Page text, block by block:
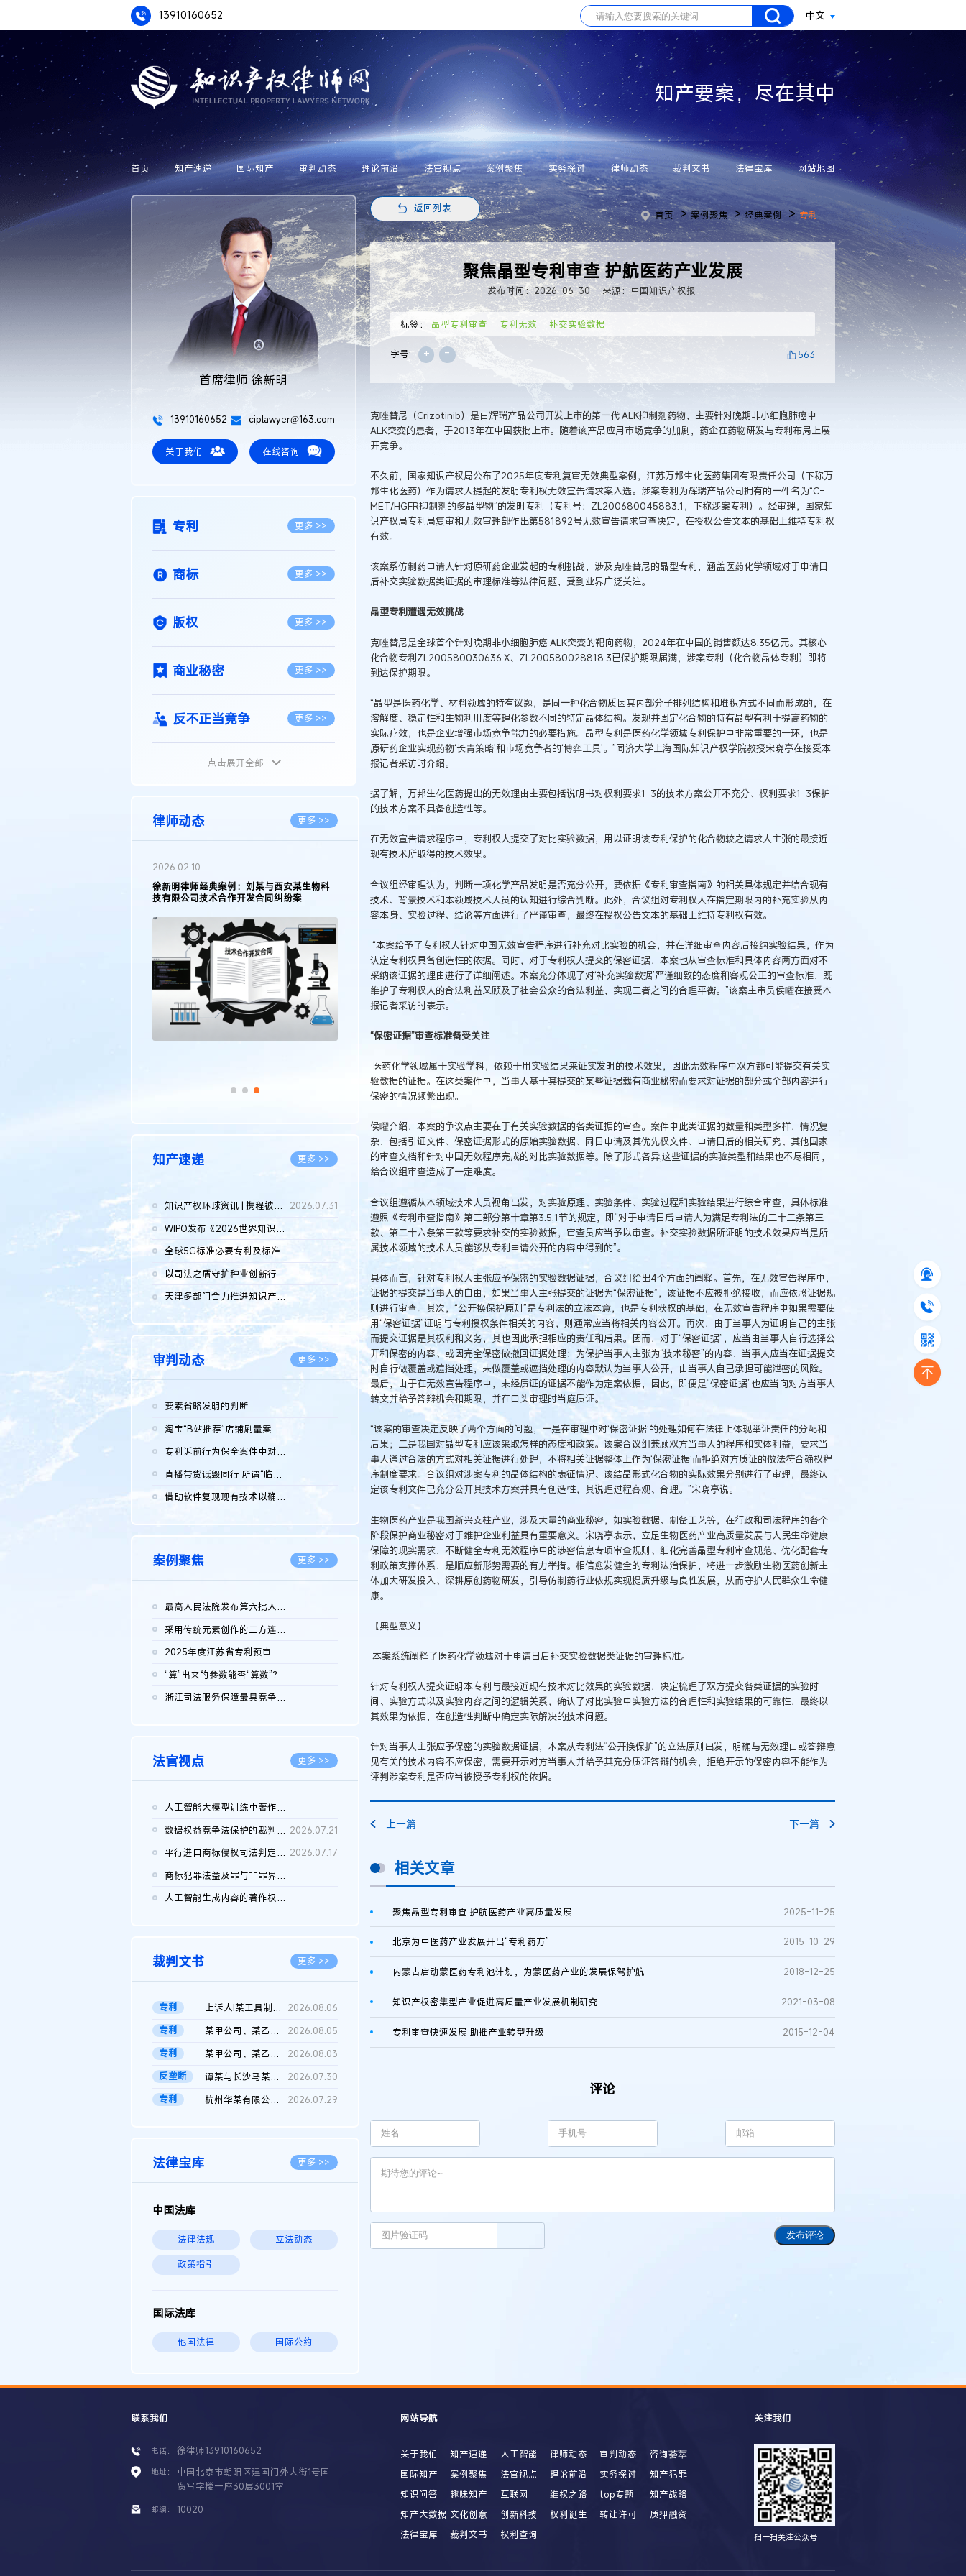
13910160652 中文
知产要案，尽在其中
首页 知产速递 国际知产 审判动态 理论前沿 法官视点 案例聚焦 实务探讨 律师动态 裁判文书 法律宝库 网站地图
首席律师 徐新明
13910160652 ciplawyer@163.com
关于我们 在线咨询
专利 更多 >>
商标 更多 >>
版权 更多 >>
商业秘密 更多 >>
反不正当竞争 更多 >>
植物新品种
地理标志 更多 >>
集成电路布图设计
传统文化 更多 >>
点击展开全部
律师动态 更多 >>
2026.02.10
徐新明律师经典案例：刘某与西安某生物科
技有限公司技术合作开发合同纠纷案
知产速递 更多 >>
知识产权环球资讯 | 携程被市监总局罚51.79亿；瑞幸泰国商标案上...
2026.07.31
WIPO发布《2026世界知识产权报告》 含报告全文
全球5G标准必要专利及标准提案研究报告（2026年）全文发布
以司法之盾守护种业创新行稳致远
2026.08.05
天津多部门合力推进知识产权保护工作
2026.08.05
审判动态 更多 >>
要素省略发明的判断
淘宝“B站推荐”店铺刷量案维持原判，两被告连带赔偿150万元
专利诉前行为保全案件中对仿制药申请人曾作出三类声明的考量及违...
直播带货诋毁同行 所谓“临场发挥”不免责
借助软件复现现有技术以确认相关参数特征是否被公开
案例聚焦 更多 >>
最高人民法院发布第六批人民法院种业知识产权司法保护典型案例 含...
采用传统元素创作的二方连续装饰图案作品的独创性及侵权对比认定
2025年度江苏省专利预审典型案例
“算”出来的参数能否“算数”？
浙江司法服务保障最具竞争力营商环境建设典型案例（第二批）含侵...
法官视点 更多 >>
人工智能大模型训练中著作权的合理使用
2026.07.28
数据权益竞争法保护的裁判路径构建 2026.07.21
平行进口商标侵权司法判定规则的困境与纾解 2026.07.17
商标犯罪法益及罪与非罪界限研究
人工智能生成内容的著作权司法认定：演进逻辑、现实困境与规则建...
裁判文书 更多 >>
专利 上诉人I某工具制品有限公司与被上诉人程某及一审被告中华人民共和...
2026.08.06
专利
某甲公司、某乙公司、某丙公司申请诉前行为保全复议裁定书
2026.08.05
专利
某甲公司、某乙公司、官某与某丙公司专利申请权权属纠纷 二审判决...
2026.08.03
反垄断
谭某与长沙马某堆农产品股份有限公司滥用市场支配地位纠纷二审裁...
2026.07.30
专利
杭州华某有限公司与菲某有限公司侵害发明专利权纠纷 2026.07.29
法律宝库 更多 >>
中国法库
法律法规 立法动态
政策指引
国际法库
他国法律 国际公约
返回列表
首页 >案例聚焦 >经典案例 >专利
聚焦晶型专利审查 护航医药产业发展
发布时间：2026-06-30 来源：中国知识产权报
标签： 晶型专利审查 专利无效 补交实验数据
字号: + - 563
克唑替尼（Crizotinib）是由辉瑞产品公司开发上市的第一代 ALK抑制剂药物，主要针对晚期非小细胞肺癌中
ALK突变的患者，于2013年在中国获批上市。随着该产品应用市场竞争的加剧，药企在药物研发与专利布局上展
开竞争。
不久前，国家知识产权局公布了2025年度专利复审无效典型案例，江苏万邦生化医药集团有限责任公司（下称万
邦生化医药）作为请求人提起的发明专利权无效宣告请求案入选。涉案专利为辉瑞产品公司拥有的一件名为“C-
MET/HGFR抑制剂的多晶型物”的发明专利（专利号：ZL200680045883.1，下称涉案专利）。经审理，国家知
识产权局专利局复审和无效审理部作出第581892号无效宣告请求审查决定，在授权公告文本的基础上维持专利权
有效。
该案系仿制药申请人针对原研药企业发起的专利挑战，涉及克唑替尼的晶型专利，涵盖医药化学领域对于申请日
后补交实验数据类证据的审理标准等法律问题，受到业界广泛关注。
晶型专利遭遇无效挑战
克唑替尼是全球首个针对晚期非小细胞肺癌 ALK突变的靶向药物，2024年在中国的销售额达8.35亿元。其核心
化合物专利ZL200580030636.X、ZL200580028818.3已保护期限届满，涉案专利（化合物晶体专利）即将
到达保护期限。
“晶型是医药化学、材料领域的特有议题，是同一种化合物质因其内部分子排列结构和堆积方式不同而形成的，在
溶解度、稳定性和生物利用度等理化参数不同的特定晶体结构。发现并固定化合物的特有晶型有利于提高药物的
实际疗效，也是企业增强市场竞争能力的必要措施。晶型专利是医药化学领域专利保护中非常重要的一环，也是
原研药企业实现药物‘长青策略’和市场竞争者的‘博弈工具’。”同济大学上海国际知识产权学院教授宋晓亭在接受本
报记者采访时介绍。
据了解，万邦生化医药提出的无效理由主要包括说明书对权利要求1-3的技术方案公开不充分、权利要求1-3保护
的技术方案不具备创造性等。
在无效宣告请求程序中，专利权人提交了对比实验数据，用以证明该专利保护的化合物较之请求人主张的最接近
现有技术所取得的技术效果。
合议组经审理认为，判断一项化学产品发明是否充分公开，要依据《专利审查指南》的相关具体规定并结合现有
技术、背景技术和本领域技术人员的认知进行综合判断。此外，合议组对专利权人在指定期限内的补充实验从内
容本身、实验过程、结论等方面进行了严谨审查，最终在授权公告文本的基础上维持专利权有效。
“本案给予了专利权人针对中国无效宣告程序进行补充对比实验的机会，并在详细审查内容后接纳实验结果，作为
认定专利权具备创造性的依据。同时，对于专利权人提交的保密证据，本案也从审查标准和具体内容两方面对不
采纳该证据的理由进行了详细阐述。本案充分体现了对‘补充实验数据’严谨细致的态度和客观公正的审查标准，既
维护了专利权人的合法利益又顾及了社会公众的合法利益，实现二者之间的合理平衡。”该案主审员侯曜在接受本
报记者采访时表示。
“保密证据”审查标准备受关注
医药化学领域属于实验学科，依赖于用实验结果来证实发明的技术效果，因此无效程序中双方都可能提交有关实
验数据的证据。在这类案件中，当事人基于其提交的某些证据载有商业秘密而要求对证据的部分或全部内容进行
保密的情况频繁出现。
侯曜介绍，本案的争议点主要在于有关实验数据的各类证据的审查。案件中此类证据的数量和类型多样，情况复
杂，包括引证文件、保密证据形式的原始实验数据、同日申请及其优先权文件、申请日后的相关研究、其他国家
的审查文档和针对中国无效程序完成的对比实验数据等。除了形式各异,这些证据的实验类型和结果也不尽相同，
给合议组审查造成了一定难度。
合议组遵循从本领域技术人员视角出发，对实验原理、实验条件、实验过程和实验结果进行综合审查，具体标准
遵照《专利审查指南》第二部分第十章第3.5.1节的规定，即“对于申请日后申请人为满足专利法的二十二条第三
款、第二十六条第三款等要求补交的实验数据，审查员应当予以审查。补交实验数据所证明的技术效果应当是所
属技术领域的技术人员能够从专利申请公开的内容中得到的”。
具体而言，针对专利权人主张应予保密的实验数据证据，合议组给出4个方面的阐释。首先，在无效宣告程序中，
证据的提交是当事人的自由，如果当事人主张提交的证据为“保密证据”，该证据不应被拒绝接收，而应依照证据规
则进行审查。其次，“公开换保护原则”是专利法的立法本意，也是专利获权的基础，在无效宣告程序中如果需要使
用“保密证据”证明与专利授权条件相关的内容，则通常应当将相关内容公开。再次，由于当事人为证明自己的主张
而提交证据是其权利和义务，其也因此承担相应的责任和后果。因而，对于“保密证据”，应当由当事人自行选择公
开和保密的内容、或因完全保密做撤回证据处理；为保护当事人主张为“技术秘密”的内容，当事人应当在证据提交
时自行做覆盖或遮挡处理，未做覆盖或遮挡处理的内容默认为当事人公开，由当事人自己承担可能泄密的风险。
最后，由于在无效宣告程序中，未经质证的证据不能作为定案依据，因此，即便是“保密证据”也应当向对方当事人
转文并给予答辩机会和期限，并在口头审理时当庭质证。
“该案的审查决定反映了两个方面的问题，一是在审理中对‘保密证据’的处理如何在法律上体现举证责任的分配和
后果；二是我国对晶型专利应该采取怎样的态度和政策。该案合议组兼顾双方当事人的程序和实体利益，要求当
事人通过合法的方式对相关证据进行处理，不将相关证据整体上作为‘保密证据’而拒绝对方质证的做法符合确权程
序制度要求。合议组对涉案专利的晶体结构的表征情况、该结晶形式化合物的实际效果分别进行了审理，最终认
定该专利文件已充分公开其技术方案并具有创造性，其说理过程客观、合理。”宋晓亭说。
生物医药产业是我国新兴支柱产业，涉及大量的商业秘密，如实验数据、制备工艺等，在行政和司法程序的各个
阶段保护商业秘密对于维护企业利益具有重要意义。宋晓亭表示，立足生物医药产业高质量发展与人民生命健康
保障的现实需求，不断健全专利无效程序中的涉密信息专项审查规则、细化完善晶型专利审查规范、优化配套专
利政策支撑体系，是顺应新形势需要的有力举措。相信愈发健全的专利法治保护，将进一步激励生物医药创新主
体加大研发投入、深耕原创药物研发，引导仿制药行业依规实现提质升级与良性发展，从而守护人民群众生命健
康。
【典型意义】
本案系统阐释了医药化学领域对于申请日后补交实验数据类证据的审理标准。
针对专利权人提交证明本专利与最接近现有技术对比效果的实验数据，决定梳理了双方提交各类证据的实验时
间、实验方式以及实验内容之间的逻辑关系，确认了对比实验中实验方法的合理性和实验结果的可靠性，最终以
其效果为依据，在创造性判断中确定实际解决的技术问题。
针对当事人主张应予保密的实验数据证据，本案从专利法“公开换保护”的立法原则出发，明确与无效理由或答辩意
见有关的技术内容不应保密，需要开示对方当事人并给予其充分质证答辩的机会，拒绝开示的保密内容不能作为
评判涉案专利是否应当被授予专利权的依据。
上一篇 下一篇
相关文章
聚焦晶型专利审查 护航医药产业高质量发展 2025-11-25
北京为中医药产业发展开出“专利药方” 2015-10-29
内蒙古启动蒙医药专利池计划，为蒙医药产业的发展保驾护航 2018-12-25
知识产权密集型产业促进高质量产业发展机制研究 2021-03-08
专利审查快速发展 助推产业转型升级 2015-12-04
评论
发布评论
联系我们
电话： 徐律师13910160652
地址：
中国北京市朝阳区建国门外大街1号国
贸写字楼一座30层3001室
邮编： 10020
网站导航
关于我们 知产速递 人工智能 律师动态 审判动态
咨询荟萃
国际知产
案例聚焦 法官视点 理论前沿 实务探讨
知产犯罪
知识问答
趣味知产 互联网 维权之路 top专题
知产战略
知产大数据 文化创意 创新科技 权利诞生 转让许可
质押融资
法律宝库
裁判文书 权利查询
关注我们
扫一扫关注公众号